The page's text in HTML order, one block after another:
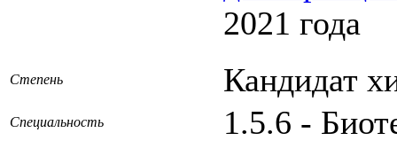
2021 года
Степень Кандидат
Специальность
1.5.6 -